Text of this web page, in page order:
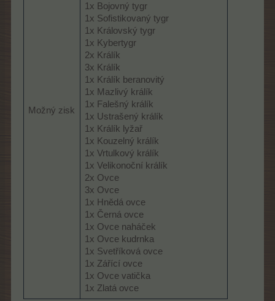
Možný zisk
1x Bojovný tygr
1x Sofistikovaný tygr
1x Královský tygr
1x Kybertygr
2x Králík
3x Králík
1x Králík beranovitý
1x Mazlivý králík
1x Falešný králík
1x Ustrašený králík
1x Králík lyžař
1x Kouzelný králík
1x Vrtulkový králík
1x Velikonoční králík
2x Ovce
3x Ovce
1x Hnědá ovce
1x Černá ovce
1x Ovce naháček
1x Ovce kudrnka
1x Svetříková ovce
1x Zářící ovce
1x Ovce vatička
1x Zlatá ovce